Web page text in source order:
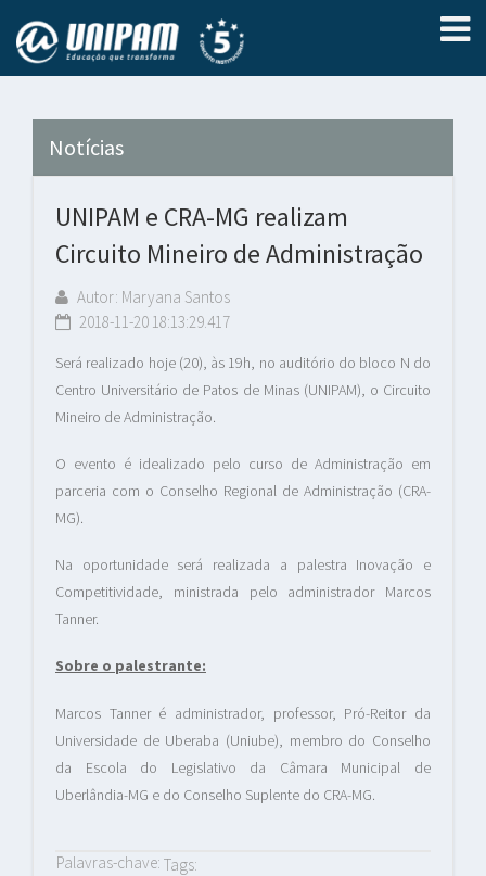
Notícias
UNIPAM e CRA-MG realizam
Circuito Mineiro de Administração
Autor: Maryana Santos
2018-11-20 18:13:29.417
Será realizado hoje (20), às 19h, no auditório do bloco N do
Centro Universitário de Patos de Minas (UNIPAM), o Circuito
Mineiro de Administração.
O evento é idealizado pelo curso de Administração em
parceria com o Conselho Regional de Administração (CRA-
MG).
Na oportunidade será realizada a palestra Inovação e
Competitividade, ministrada pelo administrador Marcos
Tanner.
Sobre o palestrante:
Marcos Tanner é administrador, professor, Pró-Reitor da
Universidade de Uberaba (Uniube), membro do Conselho
da Escola do Legislativo da Câmara Municipal de
Uberlândia-MG e do Conselho Suplente do CRA-MG.
Palavras-chave: Tags: